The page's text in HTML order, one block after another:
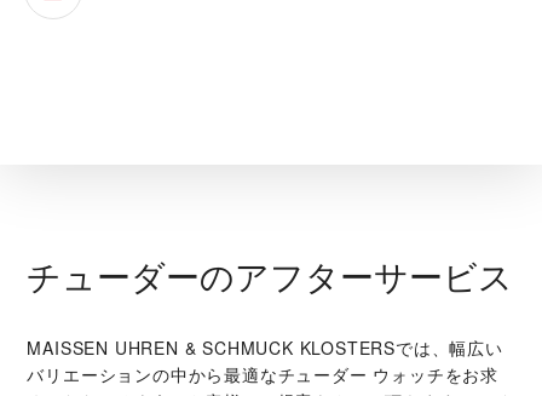
チューダーのアフターサービス
‭MAISSEN UHREN & SCHMUCK KLOSTERS‬では、幅広い
バリエーションの中から最適なチューダー ウォッチをお求